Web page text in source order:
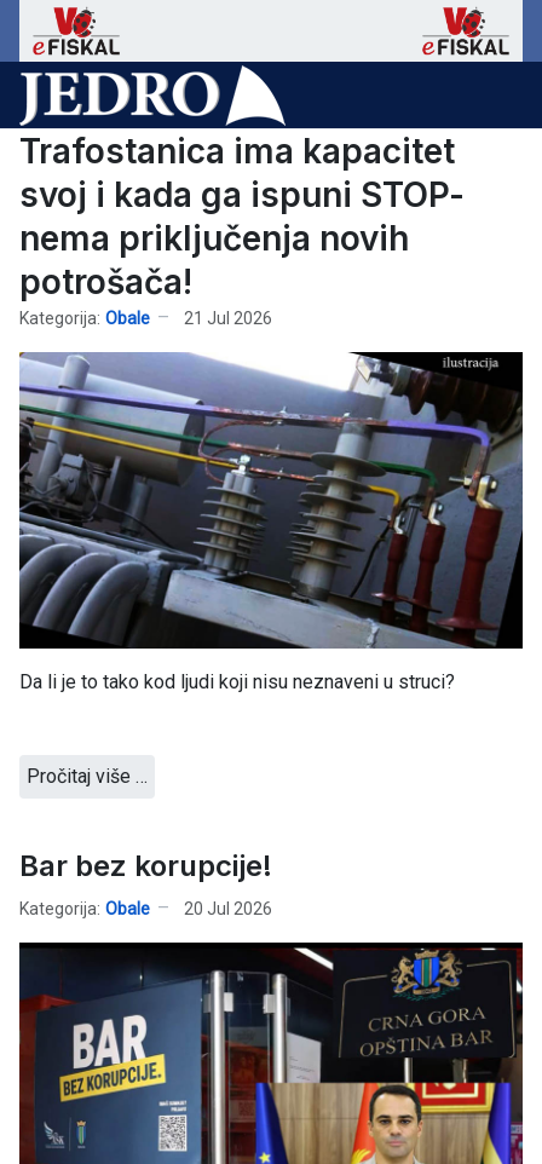
Trafostanica ima kapacitet
svoj i kada ga ispuni STOP-
nema priključenja novih
potrošača!
Kategorija: Obale 21 Jul 2026
Da li je to tako kod ljudi koji nisu neznaveni u struci?
Pročitaj više …
Bar bez korupcije!
Kategorija: Obale 20 Jul 2026